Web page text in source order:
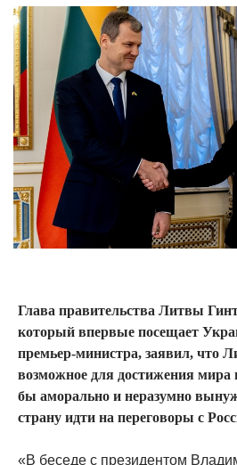
Глава правительства Литвы
который впервые посещает
премьер-министра, заявил, что
возможное для достижения
бы аморально и неразумно
страну идти на переговоры с
«В беседе с президентом